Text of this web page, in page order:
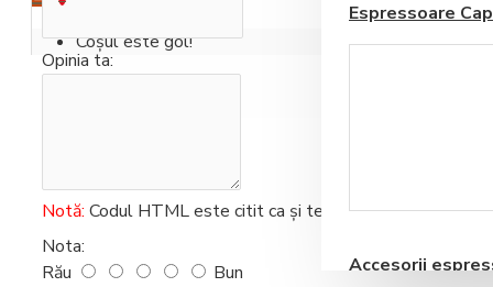
Blendere si Aparate
Milkshake
Espressoare
Accesorii
Coșul este gol!
Opinia ta:
Notă: Codul HTML este citit ca şi text!
Nota:
Rău
Bun